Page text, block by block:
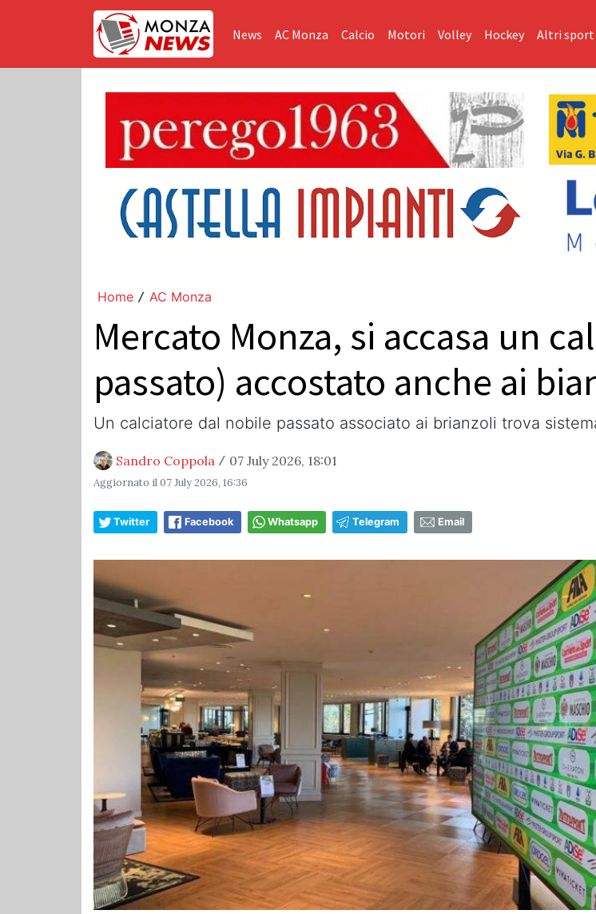
News AC Monza Calcio Motori Volley Hockey Altri sport
Home / AC Monza
Mercato Monza, si accasa un
passato) accostato anche ai
Un calciatore dal nobile passato associato ai brianzoli trova
Sandro Coppola / 07 July 2026, 18:01
Aggiornato il07 July 2026, 16:36
Twitter Facebook Whatsapp Telegram Email